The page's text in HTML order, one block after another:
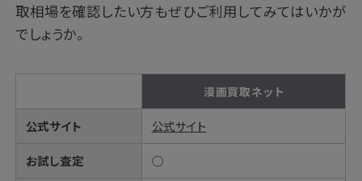
取相場を確認したい方もぜひご利用してみてはいかが
でしょうか。
漫画買取ネット
公式サイト 公式サイト
お試し査定 ◯